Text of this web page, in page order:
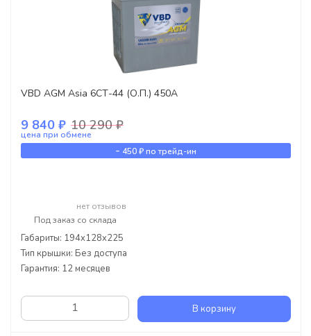
VBD AGM Asia 6СТ-44 (О.П.) 450А
9 840 ₽ 10 290 ₽
цена при обмене
- 450 ₽по трейд-ин
нет отзывов
Под заказ со склада
Габариты: 194x128x225
Тип крышки: Без доступа
Гарантия: 12 месяцев
В корзину